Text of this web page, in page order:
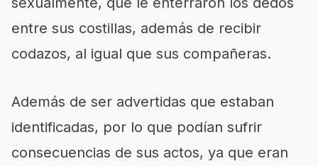
entre sus costillas, además de recibir
codazos, al igual que sus compañeras.
Además de ser advertidas que estaban
identificadas, por lo que podían sufrir
consecuencias de sus actos, ya que eran